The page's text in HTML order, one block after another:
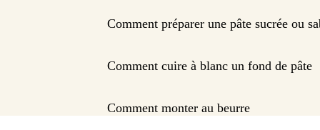
Comment préparer une pâte sucrée ou
Comment cuire à blanc un fond de pâte
Comment monter au beurre